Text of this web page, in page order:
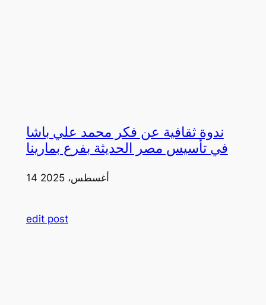
ندوة ثقافية عن فكر محمد علي باشا
في تأسيس مصر الحديثة بفرع بمارينا
14 أغسطس، 2025
edit post